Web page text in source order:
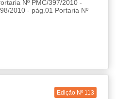
Nº PMC/397/2010 -
2010 - pág.01 Portaria Nº
Edição Nº 113